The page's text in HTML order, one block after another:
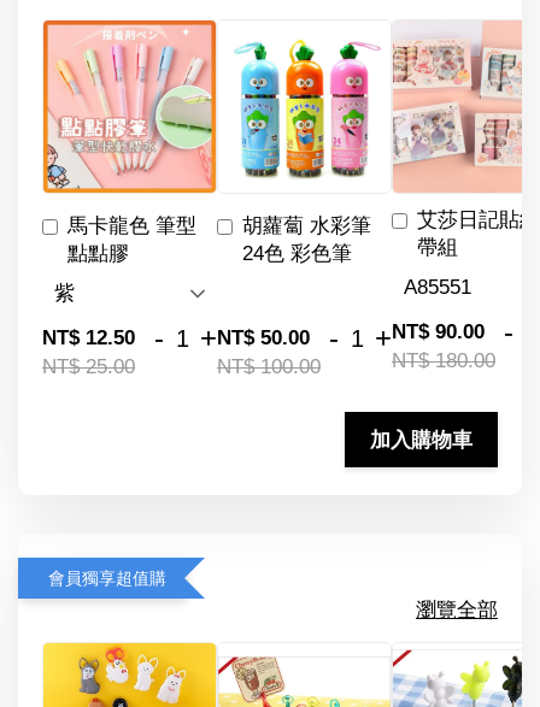
馬卡龍色 筆型
點點膠
NT$ 12.50
NT$ 25.00
- +
胡蘿蔔 水彩筆
24色 彩色筆
NT$ 50.00
NT$ 100.00
- +
艾莎日記貼
帶組
NT$ 90.00
NT$ 180.00
-
加入購物車
會員獨享超值購
瀏覽全部